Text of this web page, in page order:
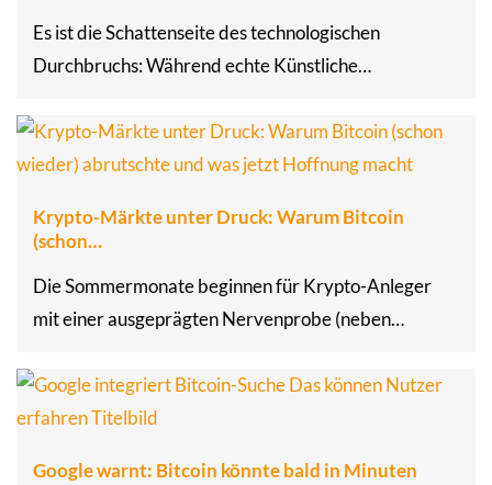
Es ist die Schattenseite des technologischen
Durchbruchs: Während echte Künstliche…
Krypto-Märkte unter Druck: Warum Bitcoin
(schon…
Die Sommermonate beginnen für Krypto-Anleger
mit einer ausgeprägten Nervenprobe (neben…
Google warnt: Bitcoin könnte bald in Minuten